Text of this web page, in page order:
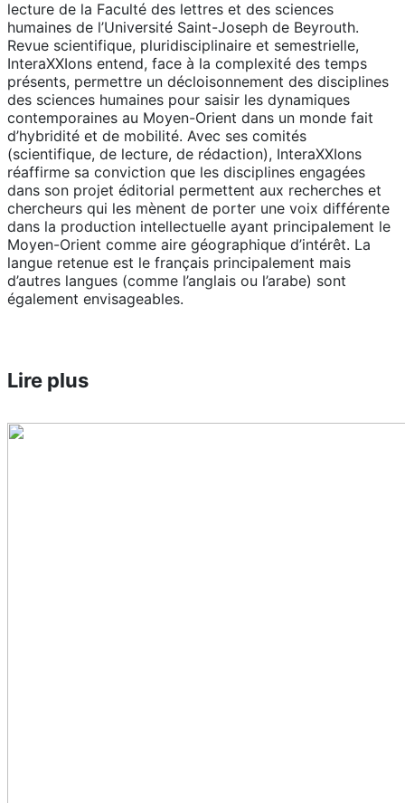
lecture de la Faculté des lettres et des sciences
humaines de l’Université Saint-Joseph de Beyrouth.
Revue scientifique, pluridisciplinaire et semestrielle,
InteraXXIons entend, face à la complexité des temps
présents, permettre un décloisonnement des disciplines
des sciences humaines pour saisir les dynamiques
contemporaines au Moyen-Orient dans un monde fait
d’hybridité et de mobilité. Avec ses comités
(scientifique, de lecture, de rédaction), InteraXXIons
réaffirme sa conviction que les disciplines engagées
dans son projet éditorial permettent aux recherches et
chercheurs qui les mènent de porter une voix différente
dans la production intellectuelle ayant principalement le
Moyen-Orient comme aire géographique d’intérêt. La
langue retenue est le français principalement mais
d’autres langues (comme l’anglais ou l’arabe) sont
également envisageables.
Lire plus